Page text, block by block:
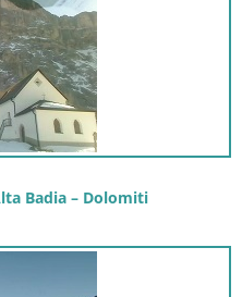
Badia – Dolomiti